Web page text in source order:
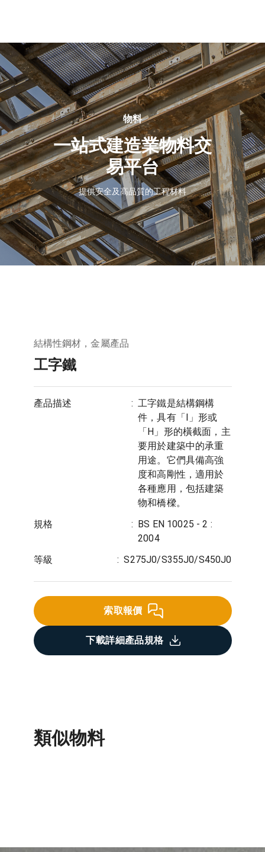
們
物料
一站式建造業物料交
易平台
提供安全及高品質的工程材料
結構性鋼材，金屬產品
工字鐵
產品描述 : 工字鐵是結構鋼構
件，具有「I」形或
「H」形的橫截面，主
要用於建築中的承重
用途。它們具備高強
度和高剛性，適用於
各種應用，包括建築
物和橋樑。
規格
: BS EN 10025 - 2 :
2004
等級
: S275J0/S355J0/S450J0
索取報價
下載詳細產品規格
類似物料